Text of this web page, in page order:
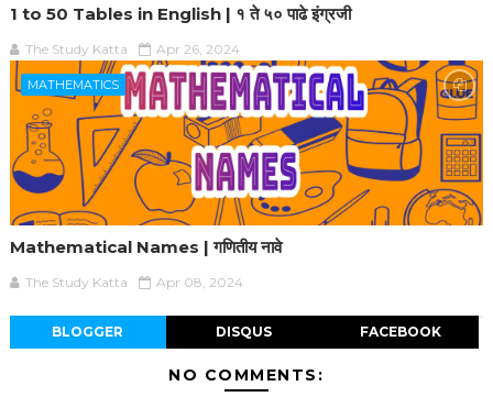
1 to 50 Tables in English | १ ते ५० पाढे इंग्रजी
The Study Katta Apr 26, 2024
MATHEMATICS
Mathematical Names | गणितीय नावे
The Study Katta Apr 08, 2024
BLOGGER DISQUS FACEBOOK
NO COMMENTS: